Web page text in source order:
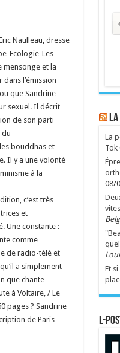
Naulleau, dresse
Ecologie-Les
mensonge et la
l’émission
que Sandrine
sexuel. Il décrit
de son parti
du
bouddhas et
Il y a une volonté
à la
c’est très
et
Une constante :
comme
de radio-télé et
a simplement
que chante
à Voltaire, / Le
pages ? Sandrine
de Paris
La
Tok
08/
Et
L-